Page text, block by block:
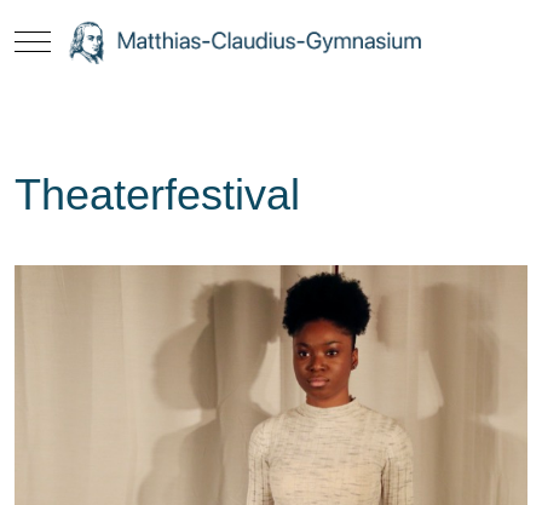
Mobile Menu Toggle
Theaterfestival